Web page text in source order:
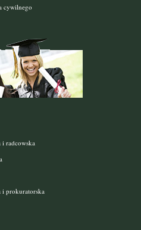
cywilnego
radcowska
i prokuratorska